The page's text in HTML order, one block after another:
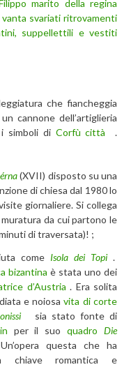
Filippo marito della regina
svariati ritrovamenti
suppellettili e vestiti
che fiancheggia
cannone dell’artiglieria
simboli di Corfù città .
(XVII) disposto su una
di chiesa dal 1980 lo
giornaliere. Si collega
da cui partono le
di traversata)! ;
come Isola dei Topi .
bizantina è stata uno dei
d’Austria . Era solita
e noiosavita di corte
sia stato fonte di
per il suoquadro Die
Un’opera questa che ha
chiave romantica e